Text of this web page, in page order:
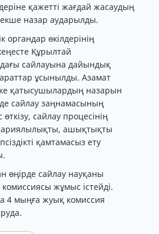
қажетті жағдай жасаудың
назар аударылды.
органдар өкілдерінің
Құрылтай
сайлауына дайындық
ұсынылды. Азамат
қатысушылардың назарын
сайлау заңнамасының
сайлау процесінің
ашықтықты
қамтамасыз ету
өңірде сайлау науқаны
жұмыс істейді.
4 мыңға жуық комиссия